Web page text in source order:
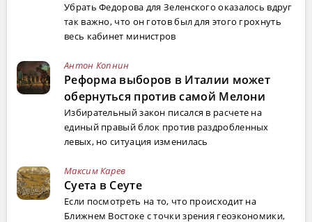
Убрать Федорова для Зеленского оказалось вдруг
так важно, что он готов был для этого грохнуть
весь кабинет министров
Антон Копнин
Реформа выборов в Италии может
обернуться против самой Мелони
Избирательный закон писался в расчете на
единый правый блок против раздробленных
левых, но ситуация изменилась
Максим Карев
Суета в Сеуте
Если посмотреть на то, что происходит на
Ближнем Востоке с точки зрения геоэкономики,